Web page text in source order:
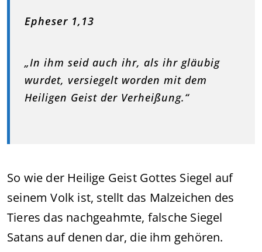
Epheser 1,13
„In ihm seid auch ihr, als ihr gläubig
wurdet, versiegelt worden mit dem
Heiligen Geist der Verheißung.“
So wie der Heilige Geist Gottes Siegel auf
seinem Volk ist, stellt das Malzeichen des
Tieres das nachgeahmte, falsche Siegel
Satans auf denen dar, die ihm gehören.